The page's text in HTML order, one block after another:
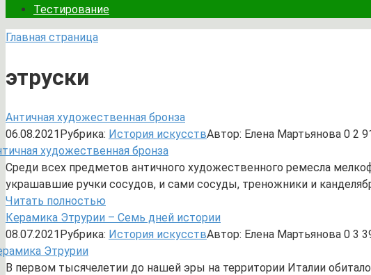
Тестирование
Главная страница
этруски
Античная художественная бронза
06.08.2021Рубрика: История искусствАвтор: Елена Мартьянова 0 2
Среди всех предметов античного художественного ремесла
украшавшие ручки сосудов, и сами сосуды, треножники и
Читать полностью
Керамика Этрурии – Семь дней истории
08.07.2021Рубрика: История искусствАвтор: Елена Мартьянова 0 3
В первом тысячелетии до нашей эры на территории Италии